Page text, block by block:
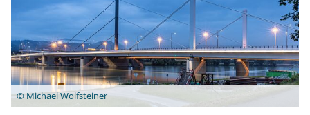
© Michael Wolfsteiner